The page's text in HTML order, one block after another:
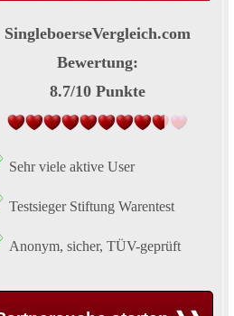
SingleboerseVergleich.com
Bewertung:
8.7/10 Punkte
Sehr viele aktive User
Testsieger Stiftung Warentest
Anonym, sicher, TÜV-geprüft